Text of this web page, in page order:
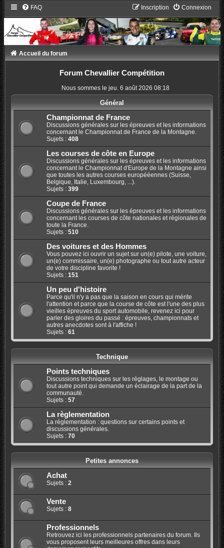
FAQ Connexion
Inscription
Accueil du forum
Forum Chevallier Compétition
Nous sommes le jeu. 6 août 2026 08:18
Général
Championnat de France
Discussions générales sur les épreuves et les informations
concernant le Championnat de France de la Montagne.
Sujets : 408
Les courses de côte en Europe
Discussions générales sur les épreuves et les informations
concernant le Championnat d'Europe de la Montagne ainsi
que toutes les autres courses europééennes (Suisse,
Belgique, Italie, Luxembourg, ...).
Sujets : 399
Coupe de France
Discussions générales sur les épreuves et les informations
concernant les courses de côte nationales et régionales de
toute la France.
Sujets : 510
Des voitures et des Hommes
Vous pouvez ici ouvrir un sujet sur un(e) pilote, une voiture,
un(e) commissaire, un(e) photographe ou tout autre acteur
de votre discipline favorite !
Sujets : 151
Un peu d'histoire
Parce qu'il n'y a pas que la saison en cours qui mérite
l'attention et parce que la course de côte est l'une des plus
vieilles épreuves du sport automobile, revenez ici pour
parler des gloires du passé : épreuves, championnats et
autres anecdotes sont à l'affiche !
Sujets : 61
Technique
Points techniques
Discussions techniques sur les réglages, le montage ou
tout autre point qui demande un éclairage de la part de la
communauté.
Sujets : 57
La règlementation
La réglementation : questions sur certains points et
discussions générales.
Sujets : 70
Petites annonces
Achat
Sujets : 2
Vente
Sujets : 8
Professionnels
Retrouvez ici les professionnels partenaires du forum. Ils
vous proposent leurs meilleures offres dans leurs